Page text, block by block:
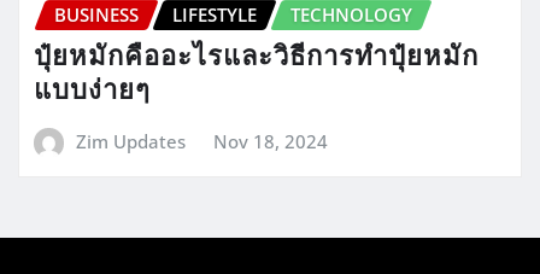
BUSINESS LIFESTYLE TECHNOLOGY
ปุ๋ยหมักคืออะไรและวิธีการทำปุ๋ยหมัก
แบบง่ายๆ
Zim Updates Nov 18, 2024